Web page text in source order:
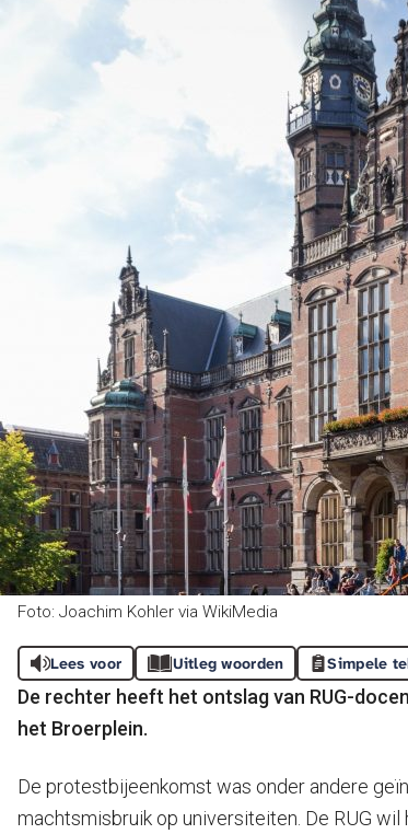
Foto: Joachim Kohler via WikiMedia
Lees voor Uitleg woorden Simpele
De rechter heeft het ontslag van RUG-
het Broerplein.
De protestbijeenkomst was onder andere
machtsmisbruik op universiteiten. De RUG